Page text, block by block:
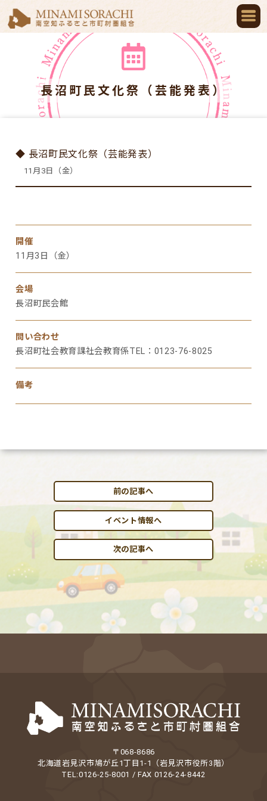
長沼町民文化祭（芸能発表）
◆ 長沼町民文化祭（芸能発表）
11月3日（金）
開催
11月3日（金）
会場
長沼町民会館
問い合わせ
長沼町社会教育課社会教育係TEL：0123-76-8025
備考
前の記事へ
イベント情報へ
次の記事へ
〒068-8686
北海道岩見沢市鳩が丘1丁目1-1（岩見沢市役所3階）
TEL:0126-25-8001 / FAX 0126-24-8442